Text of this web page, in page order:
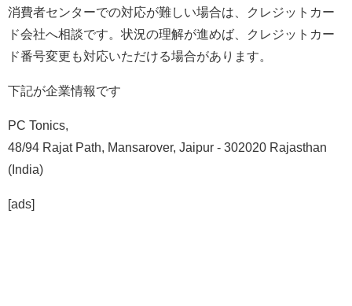
消費者センターでの対応が難しい場合は、クレジットカー
ド会社へ相談です。状況の理解が進めば、クレジットカー
ド番号変更も対応いただける場合があります。
下記が企業情報です
PC Tonics,
48/94 Rajat Path, Mansarover, Jaipur - 302020 Rajasthan
(India)
[ads]